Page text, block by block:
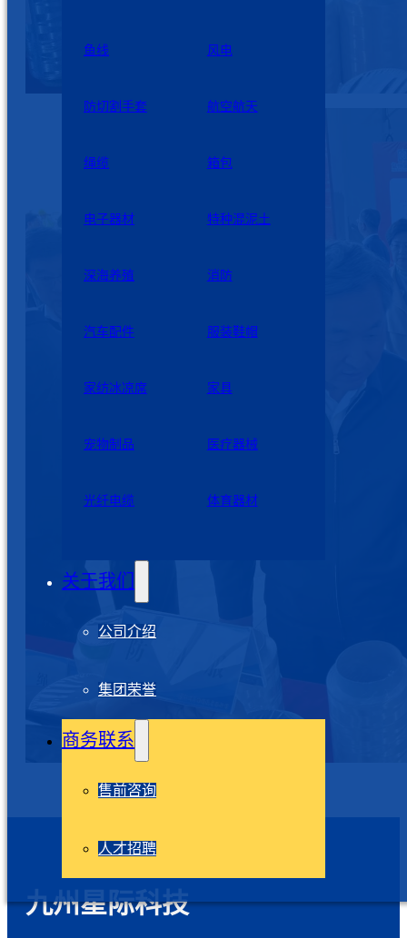
鱼线 风电
防切割手套 航空航天
绳缆 箱包
电子器材 特种混泥土
深海养殖 消防
汽车配件 服装鞋帽
家纺冰凉席 家具
宠物制品 医疗器械
光纤电缆 体育器材
关于我们
公司介绍
集团荣誉
商务联系
售前咨询
人才招聘
九州星际科技